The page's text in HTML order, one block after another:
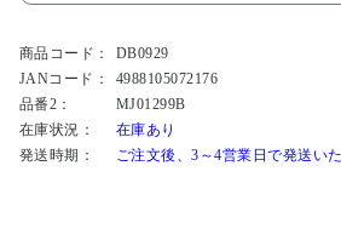
商品コード：
DB0929
JANコード：
4988105072176
品番2：
MJ01299B
在庫状況：
在庫あり
発送時期：
ご注文後、3～4営業日で発送いた